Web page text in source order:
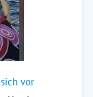
vor